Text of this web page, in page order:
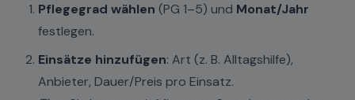
Pflegegrad wählen (PG 1–5) und Monat/Jahr
festlegen.
Einsätze hinzufügen: Art (z. B. Alltagshilfe),
Anbieter, Dauer/Preis pro Einsatz.